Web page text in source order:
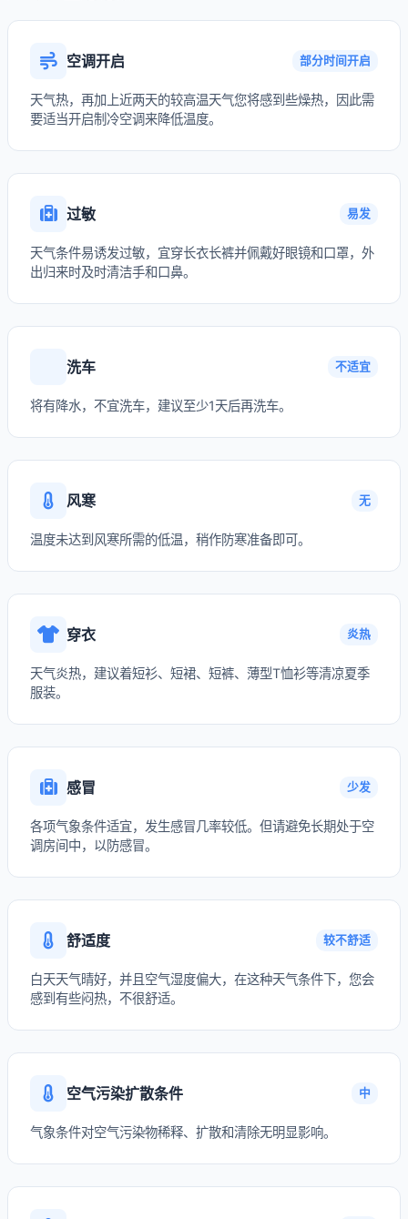
空调开启 部分时间开启
天气热，再加上近两天的较高温天气您将感到些燥热，因此需
要适当开启制冷空调来降低温度。
过敏 易发
天气条件易诱发过敏，宜穿长衣长裤并佩戴好眼镜和口罩，外
出归来时及时清洁手和口鼻。
洗车 不适宜
将有降水，不宜洗车，建议至少1天后再洗车。
风寒 无
温度未达到风寒所需的低温，稍作防寒准备即可。
穿衣 炎热
天气炎热，建议着短衫、短裙、短裤、薄型T恤衫等清凉夏季
服装。
感冒 少发
各项气象条件适宜，发生感冒几率较低。但请避免长期处于空
调房间中，以防感冒。
舒适度 较不舒适
白天天气晴好，并且空气湿度偏大，在这种天气条件下，您会
感到有些闷热，不很舒适。
空气污染扩散条件 中
气象条件对空气污染物稀释、扩散和清除无明显影响。